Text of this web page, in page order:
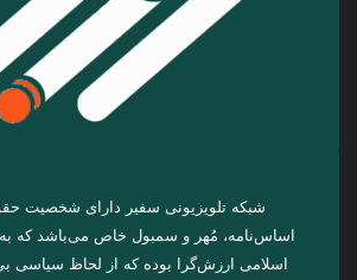
شبکه تلویزیونی سفیر دارای شخصیت
اساس‌نامه، مُهر و سمبول خاص می‌باشد که
اسلامی ارزش‌گرا بوده که از لحاظ